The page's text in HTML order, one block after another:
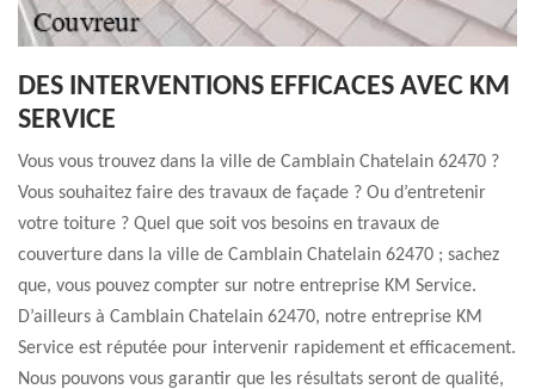
DES INTERVENTIONS EFFICACES AVEC KM
SERVICE
Vous vous trouvez dans la ville de Camblain Chatelain 62470 ?
Vous souhaitez faire des travaux de façade ? Ou d’entretenir
votre toiture ? Quel que soit vos besoins en travaux de
couverture dans la ville de Camblain Chatelain 62470 ; sachez
que, vous pouvez compter sur notre entreprise KM Service.
D’ailleurs à Camblain Chatelain 62470, notre entreprise KM
Service est réputée pour intervenir rapidement et efficacement.
Nous pouvons vous garantir que les résultats seront de qualité,